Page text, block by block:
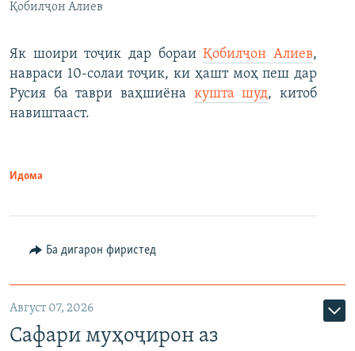
Қобилҷон Алиев
Як шоири тоҷик дар бораиҚобилҷон Алиев,
навраси 10-солаи тоҷик, ки ҳашт моҳ пеш дар
Русия ба таври ваҳшиёна кушта шуд, китоб
навиштааст.
Идома
Ба дигарон фиристед
Август 07, 2026
Сафари муҳоҷирон аз